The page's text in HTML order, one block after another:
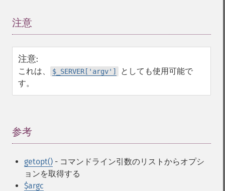
注意
注意:
これは、
$_SERVER['argv']
としても使用可能で
す。
参考
getopt() - コマンドライン引数のリストからオプシ
ョンを取得する
$argc